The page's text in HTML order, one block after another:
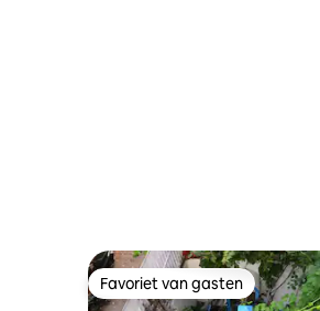
Favoriet van gasten
Favoriet van gasten